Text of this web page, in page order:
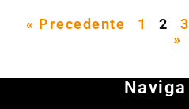
« Precedente 1 2 3
»
Naviga